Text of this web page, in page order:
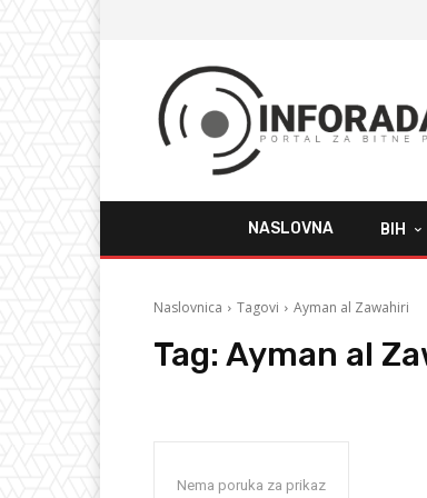
NASLOVNA BIH
Naslovnica Tagovi Ayman al Zawahiri
Tag: Ayman al
Nema poruka za prikaz